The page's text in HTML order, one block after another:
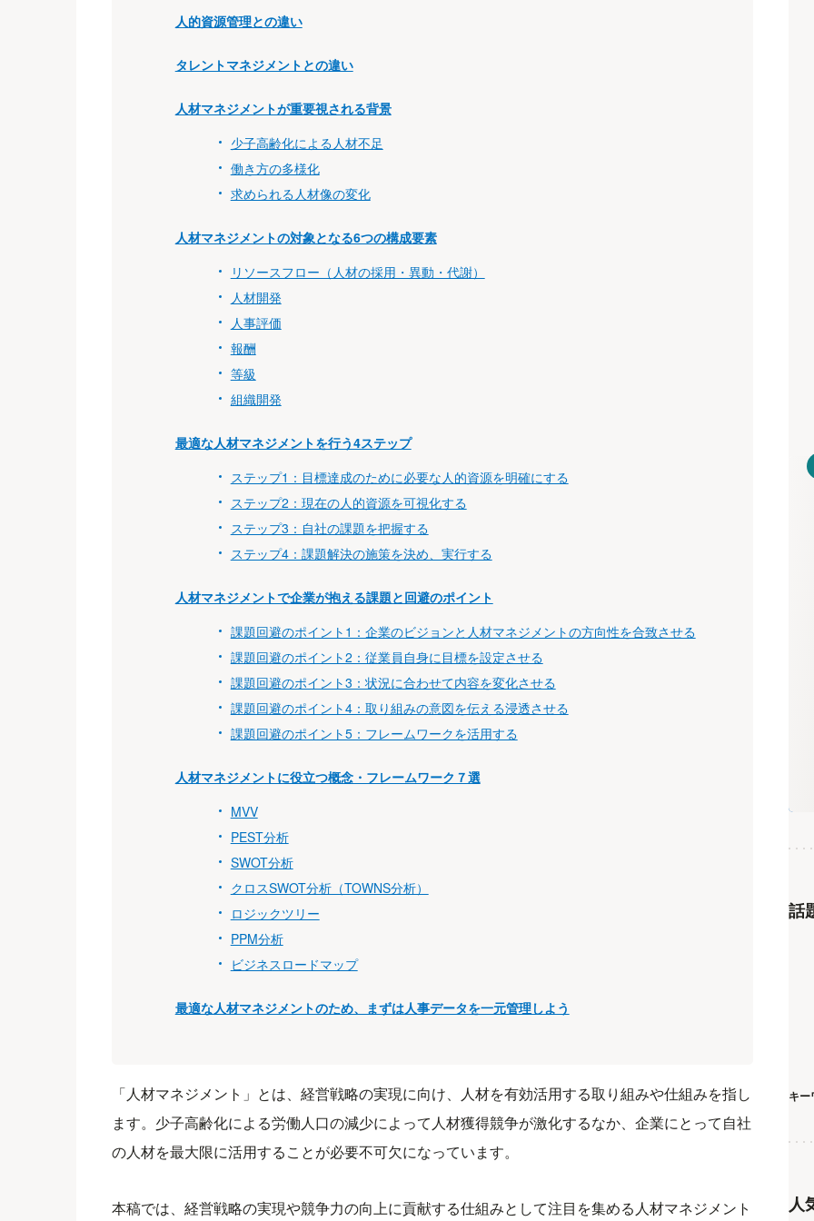
人的資源管理との違い
タレントマネジメントとの違い
人材マネジメントが重要視される背景
少子高齢化による人材不足
働き方の多様化
求められる人材像の変化
人材マネジメントの対象となる6つの構成要素
リソースフロー（人材の採用・異動・代謝）
人材開発
人事評価
報酬
等級
組織開発
最適な人材マネジメントを行う4ステップ
ステップ1：目標達成のために必要な人的資源を明確にする
ステップ2：現在の人的資源を可視化する
ステップ3：自社の課題を把握する
ステップ4：課題解決の施策を決め、実行する
人材マネジメントで企業が抱える課題と回避のポイント
課題回避のポイント1：企業のビジョンと人材マネジメントの方向性を合致させる
課題回避のポイント2：従業員自身に目標を設定させる
課題回避のポイント3：状況に合わせて内容を変化させる
課題回避のポイント4：取り組みの意図を伝える浸透させる
課題回避のポイント5：フレームワークを活用する
人材マネジメントに役立つ概念・フレームワーク７選
MVV
PEST分析
SWOT分析
クロスSWOT分析（TOWNS分析）
ロジックツリー
PPM分析
ビジネスロードマップ
最適な人材マネジメントのため、まずは人事データを一元管理しよう
「人材マネジメント」とは、経営戦略の実現に向け、人材を有効活用する取り組みや仕組みを指し
ます。少子高齢化による労働人口の減少によって人材獲得競争が激化するなか、企業にとって自社
の人材を最大限に活用することが必要不可欠になっています。
本稿では、経営戦略の実現や競争力の向上に貢献する仕組みとして注目を集める人材マネジメント
話
キー
人